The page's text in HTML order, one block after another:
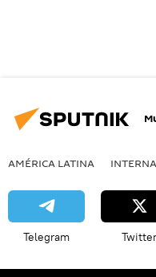
AMÉRICA LATINA
Telegram Twitter